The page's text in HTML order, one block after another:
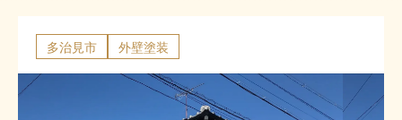
多治見市 外壁塗装